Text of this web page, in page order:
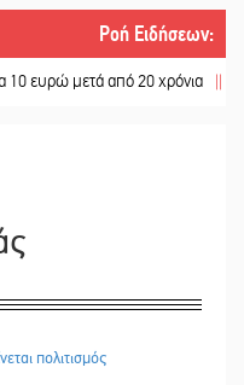
Ροή Ειδήσεων:
μετά από 20 χρόνια || «Για